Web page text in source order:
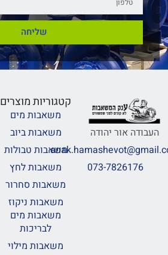
שליחה
העבודה אור יהודה
073-7826176
קטגוריות מוצרים
משאבות מים
משאבות ביוב
משאבות טבולות
משאבות לחץ
משאבות סחרור
משאבות ניקוז
משאבות מים
לבריכות
משאבות מילוי